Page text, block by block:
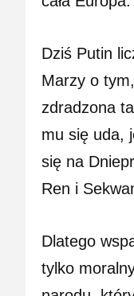
Dziś Putin
Marzy o
zdradzona
mu się uda,
się na
Ren i
Dlatego
tylko